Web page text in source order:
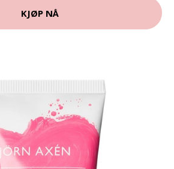
KJØP NÅ